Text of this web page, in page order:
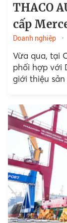
THACO
cấp
Doanh nghiệp
Vừa qua, tại
phối hợp với
giới thiệu sản